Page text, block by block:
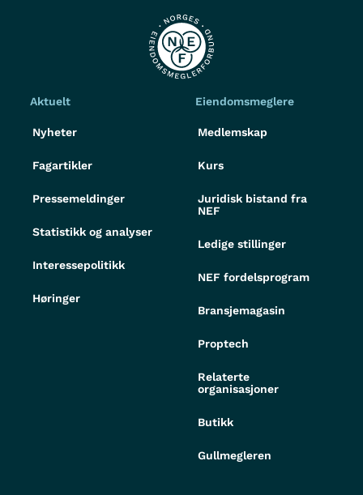
Aktuelt
Nyheter
Fagartikler
Pressemeldinger
Statistikk og analyser
Interessepolitikk
Høringer
Eiendomsmeglere
Medlemskap
Kurs
Juridisk bistand fra
NEF
Ledige stillinger
NEF fordelsprogram
Bransjemagasin
Proptech
Relaterte
organisasjoner
Butikk
Gullmegleren